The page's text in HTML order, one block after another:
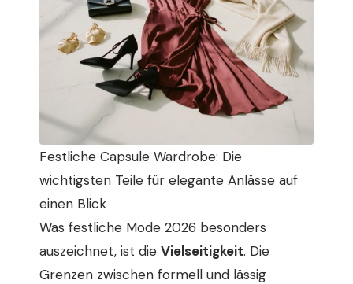
Festliche Capsule Wardrobe: Die
wichtigsten Teile für elegante Anlässe auf
einen Blick
Was festliche Mode 2026 besonders
auszeichnet, ist die Vielseitigkeit. Die
Grenzen zwischen formell und lässig